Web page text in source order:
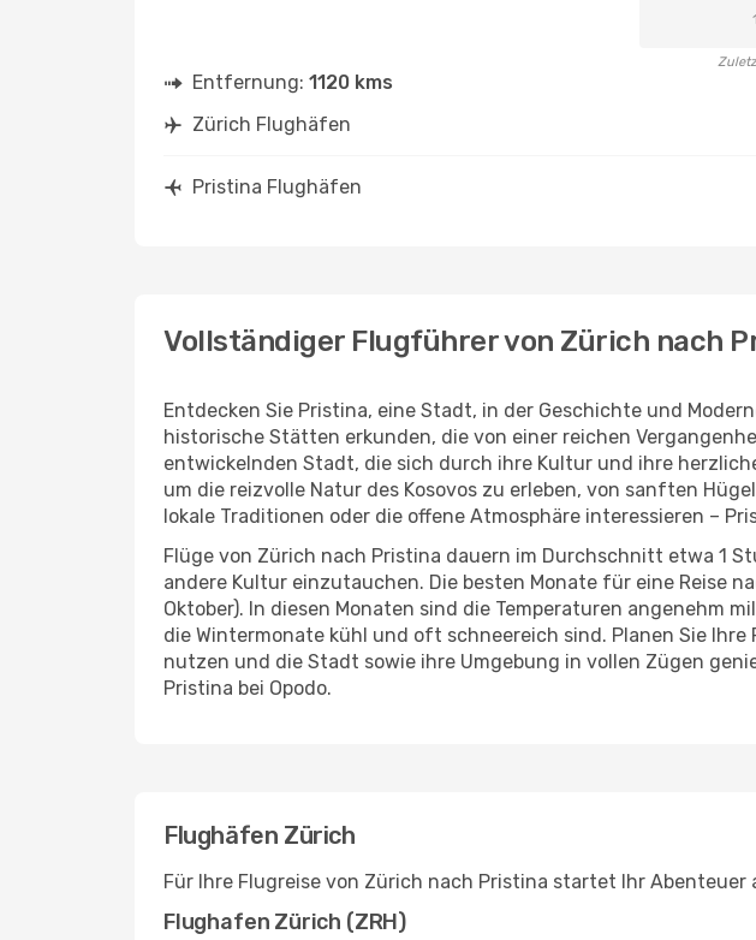
Entfernung: 1120 kms
Zürich Flughäfen
Pristina Flughäfen
Vollständiger Flugführer von Zürich nach
Entdecken Sie Pristina, eine Stadt, in der Geschichte und
historische Stätten erkunden, die von einer reichen
entwickelnden Stadt, die sich durch ihre Kultur und ihre
um die reizvolle Natur des Kosovos zu erleben, von sanften
lokale Traditionen oder die offene Atmosphäre interessieren –
Flüge von Zürich nach Pristina dauern im Durchschnitt etwa 1
andere Kultur einzutauchen. Die besten Monate für eine Reise
Oktober). In diesen Monaten sind die Temperaturen angenehm
die Wintermonate kühl und oft schneereich sind. Planen Sie
nutzen und die Stadt sowie ihre Umgebung in vollen Zügen
Pristina bei Opodo.
Flughäfen Zürich
Für Ihre Flugreise von Zürich nach Pristina startet Ihr Abenteuer
Flughafen Zürich (ZRH)